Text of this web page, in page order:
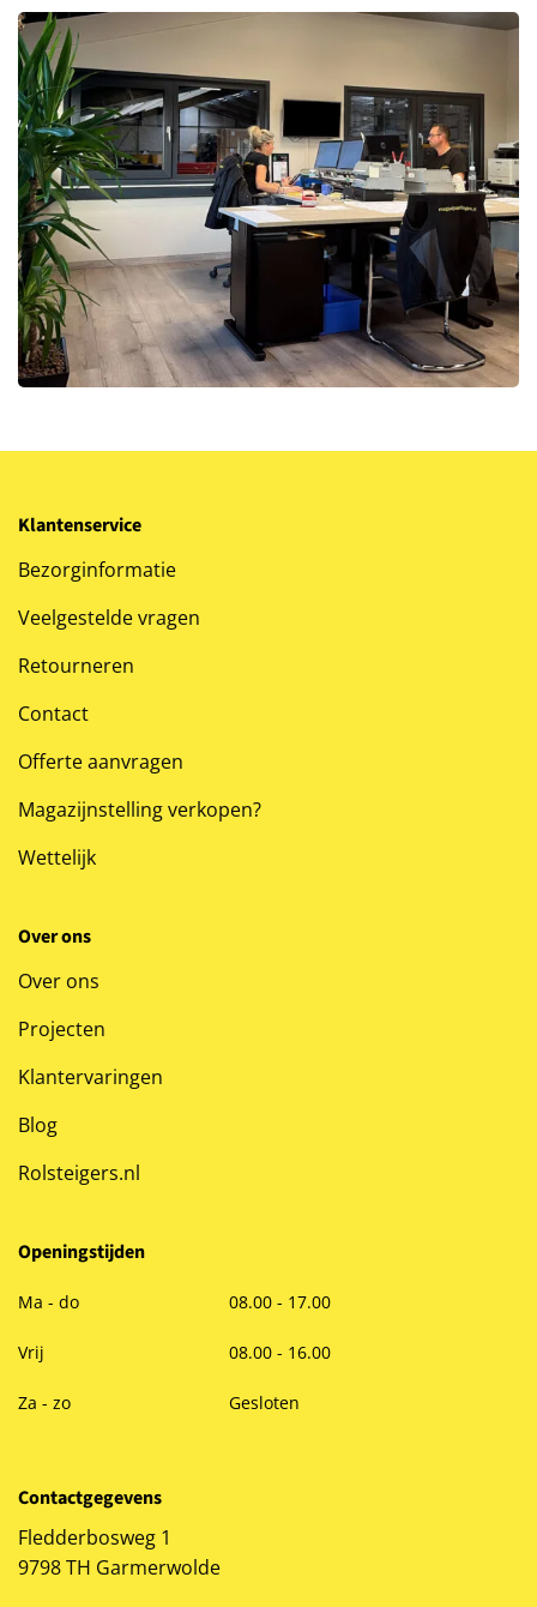
Klantenservice
Bezorginformatie
Veelgestelde vragen
Retourneren
Contact
Offerte aanvragen
Magazijnstelling verkopen?
Wettelijk
Over ons
Over ons
Projecten
Klantervaringen
Blog
Rolsteigers.nl
Openingstijden
Ma - do 08.00 - 17.00
Vrij 08.00 - 16.00
Za - zo Gesloten
Contactgegevens
Fledderbosweg 1
9798 TH Garmerwolde